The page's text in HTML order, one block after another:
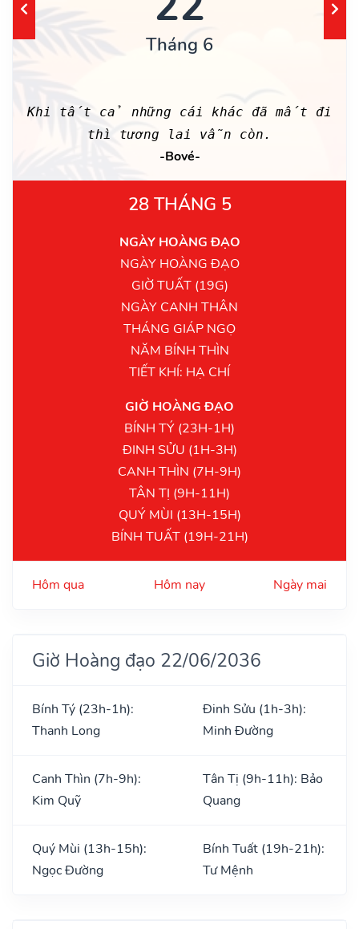
Tháng 6
Khi tất cả những cái khác đã mất đi
thì tương lai vẫn còn.
-Bové-
28 THÁNG 5
NGÀY HOÀNG ĐẠO
NGÀY HOÀNG ĐẠO
GIỜ TUẤT (19G)
NGÀY CANH THÂN
THÁNG GIÁP NGỌ
NĂM BÍNH THÌN
TIẾT KHÍ: HẠ CHÍ
GIỜ HOÀNG ĐẠO
BÍNH TÝ (23H-1H)
ĐINH SỬU (1H-3H)
CANH THÌN (7H-9H)
TÂN TỊ (9H-11H)
QUÝ MÙI (13H-15H)
BÍNH TUẤT (19H-21H)
Hôm qua Hôm nay Ngày mai
Giờ Hoàng đạo 22/06/2036
Bính Tý (23h-1h):
Thanh Long
Đinh Sửu (1h-3h):
Minh Đường
Canh Thìn (7h-9h):
Kim Quỹ
Tân Tị (9h-11h): Bảo
Quang
Quý Mùi (13h-15h):
Ngọc Đường
Bính Tuất (19h-21h):
Tư Mệnh